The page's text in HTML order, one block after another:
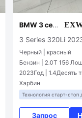
BMW 3 сер
ии
3 Series 320Li
Черный | красный
Бензин | 2.0T 156
ы L4
2023Год | 1.4Десять
Харбин
Технология старт-стоп
Запрос